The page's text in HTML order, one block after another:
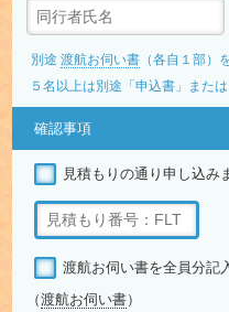
別途 渡航お伺い書（各自１部）
５名以上は別途「申込書」また
確認事項
見積もりの通り申し込み
渡航お伺い書を全員分記
（渡航お伺い書）